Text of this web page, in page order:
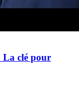
La clé pour